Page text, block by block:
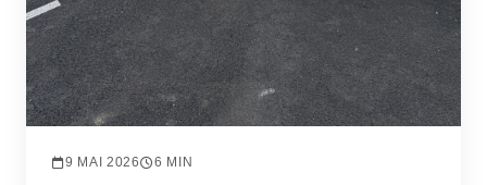
9 MAI 2026 6 MIN